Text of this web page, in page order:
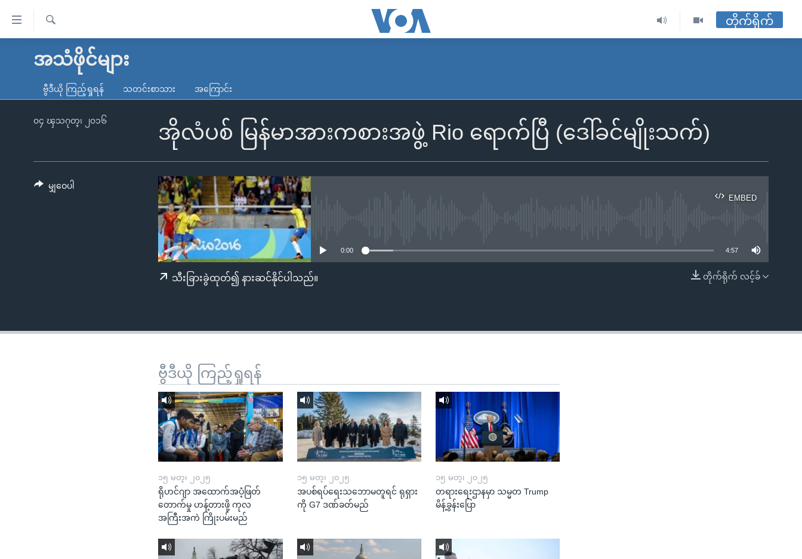
လွယ်ကူ
သည့်
ကျော်
မူလစာမျက်နှာ
ကမ္ဘာ့သတင်းများ
နိုင်ငံတကာ
တရုတ်
အစ္စရေး-ပါလက်စတိုင်း
ရပ်ဝန်းတခု လမ်းတခု အလွန်
အင်္ဂလိပ်စာလေ့လာမယ်
ရ
တိုက်ရိုက်
အသံဖိုင်များ
ဗွီဒီယို ကြည့်ရှုရန် သတင်းစာသား အကြောင်း
အိုလံပစ် မြန်မာအားကစားအဖွဲ့ Rio ရောက်ပြီ (ဒေါ်ခင်မျိုးသက်)
၀၄ ၾသဂုတ္၊ ၂၀၁၆
EMBED
EMBED
0:00 4:57
တိုက်ရိုက် လင့်ခ်
သီးခြားခွဲထုတ်၍ နားဆင်နိုင်ပါသည်။
မျှဝေပါ
ဗွီဒီယို ကြည့်ရှုရန်
၁၅ မတ္၊ ၂၀၂၅
ရိုဟင်ဂျာ အထောက်အပံ့ဖြတ်
တောက်မှု ဟန့်တားဖို့ ကုလ
အကြီးအကဲ ကြိုးပမ်းမည်
၁၅ မတ္၊ ၂၀၂၅
အပစ်ရပ်ရေးသဘောမတူရင် ရုရှား
ကို G7 ဒဏ်ခတ်မည်
၁၅ မတ္၊ ၂၀၂၅
တရားရေးဌာနမှာ သမ္မတ Trump
မိန့်ခွန်းပြော